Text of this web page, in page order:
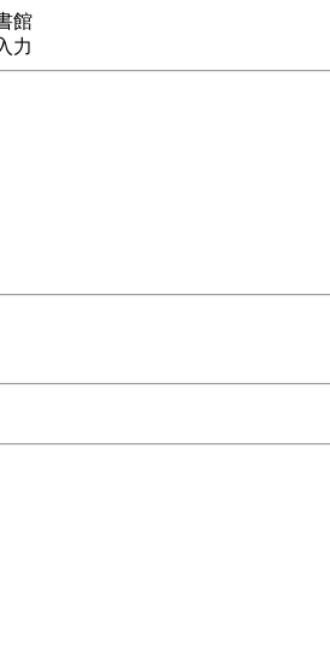
館
力